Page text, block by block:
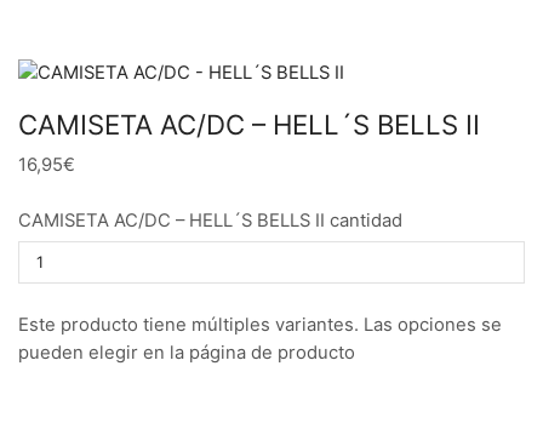
CAMISETA AC/DC – HELL´S BELLS II
16,95€
CAMISETA AC/DC – HELL´S BELLS II cantidad
Este producto tiene múltiples variantes. Las opciones se
pueden elegir en la página de producto